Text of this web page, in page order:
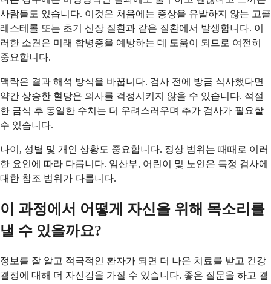
사람들도 있습니다. 이것은 처음에는 증상을 유발하지 않는 고콜
레스테롤 또는 초기 신장 질환과 같은 질환에서 발생합니다. 이
러한 소견은 미래 합병증을 예방하는 데 도움이 되므로 여전히
중요합니다.
맥락은 결과 해석 방식을 바꿉니다. 검사 전에 방금 식사했다면
약간 상승한 혈당은 의사를 걱정시키지 않을 수 있습니다. 적절
한 금식 후 동일한 수치는 더 우려스러우며 추가 검사가 필요할
수 있습니다.
나이, 성별 및 개인 상황도 중요합니다. 정상 범위는 때때로 이러
한 요인에 따라 다릅니다. 임산부, 어린이 및 노인은 특정 검사에
대한 참조 범위가 다릅니다.
이 과정에서 어떻게 자신을 위해 목소리를
낼 수 있을까요?
정보를 잘 알고 적극적인 환자가 되면 더 나은 치료를 받고 건강
결정에 대해 더 자신감을 가질 수 있습니다. 좋은 질문을 하고 결